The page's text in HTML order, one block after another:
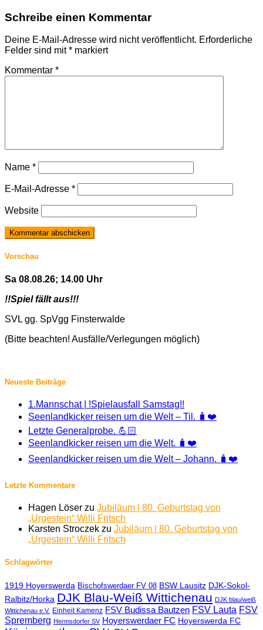
Schreibe einen Kommentar
Deine E-Mail-Adresse wird nicht veröffentlicht. Erforderliche
Felder sind mit* markiert
Kommentar *
Name *
E-Mail-Adresse *
Website
Vorschau
Sa 08.08.26; 14.00 Uhr
!!Spiel fällt aus!!!
SVL gg. SpVgg Finsterwalde
(Bitte beachten! Ausfälle/Verlegungen möglich)
Neueste Beiträge
1.Mannschat | !Spielausfall Samstag!!
Seenlandkicker reisen um die Welt – Til. 🧳❤️
Letzte Generalprobe. 💪🏻
Seenlandkicker reisen um die Welt. 🧳❤️
Seenlandkicker reisen um die Welt – Johann. 🧳❤️
Letzte Kommentare
Hagen Löser zu Jubiläum | 80. Geburtstag von
„Urgestein“ Willi Fritsch
Karsten Stroczek zu Jubiläum | 80. Geburtstag von
„Urgestein“ Willi Fritsch
Schlagwörter
1919 Hoyerswerda Bischofswerdaer FV 08 BSW Lausitz DJK-Sokol-
Ralbitz/Horka DJK Blau-Weiß Wittichenau DJK blau/weiß
Wittichenau e.V. Einheit Kamenz FSV Budissa Bautzen FSV Lauta FSV
Spremberg Hermsdorfer SV Hoyerswerdaer FC Hoyerswerda FC